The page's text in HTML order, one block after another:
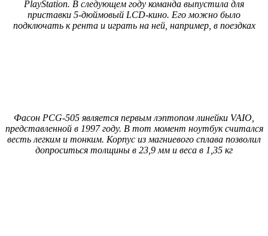
PlayStation. В следующем году команда выпустила для
приставки 5-дюймовый LCD-кино. Его можно было
подключать к рента и играть на ней, например, в поездках
Фасон PCG-505 является первым лэптопом линейки VAIO,
представленной в 1997 году. В тот момент ноутбук считался
весть легким и тонким. Корпус из магниевого сплава позволил
допроситься толщины в 23,9 мм и веса в 1,35 кг